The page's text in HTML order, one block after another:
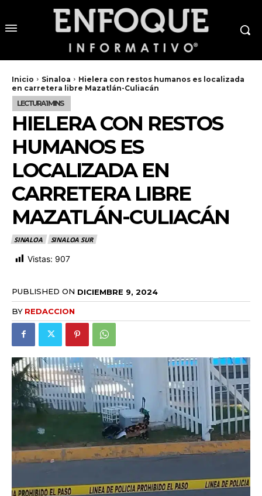
Inicio Sinaloa
Hielera con restos humanos es localizada
en carretera libre Mazatlán-Culiacán
HIELERA CON RESTOS
HUMANOS ES
LOCALIZADA EN
CARRETERA LIBRE
MAZATLÁN-CULIACÁN
SINALOA SINALOA SUR
Vistas: 907
PUBLISHED ON DICIEMBRE 9, 2024
BY REDACCION